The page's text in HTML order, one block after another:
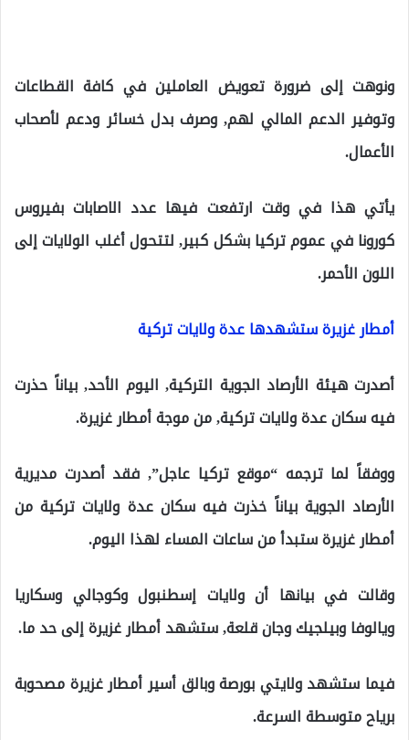
ونوهت إلى ضرورة تعويض العاملين في كافة القطاعات
وتوفير الدعم المالي لهم, وصرف بدل خسائر ودعم لأصحاب
الأعمال.
يأتي هذا في وقت ارتفعت فيها عدد الاصابات بفيروس
كورونا في عموم تركيا بشكل كبير, لتتحول أغلب الولايات إلى
اللون الأحمر.
أمطار غزيرة ستشهدها عدة ولايات تركية
أصدرت هيئة الأرصاد الجوية التركية, اليوم الأحد, بياناً حذرت
فيه سكان عدة ولايات تركية, من موجة أمطار غزيرة.
ووفقاً لما ترجمه “موقع تركيا عاجل”, فقد أصدرت مديرية
الأرصاد الجوية بياناً خذرت فيه سكان عدة ولايات تركية من
أمطار غزيرة ستبدأ من ساعات المساء لهذا اليوم.
وقالت في بيانها أن ولايات إسطنبول وكوجالي وسكاريا
ويالوفا وبيلجيك وجان قلعة, ستشهد أمطار غزيرة إلى حد ما.
فيما ستشهد ولايتي بورصة وبالق أسير أمطار غزيرة مصحوبة
برياح متوسطة السرعة.